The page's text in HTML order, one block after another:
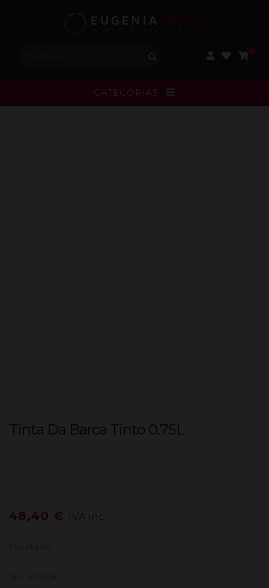
CATEGORIAS
Tinta Da Barca Tinto 0.75L
48,40 € IVA inc.
Esgotado